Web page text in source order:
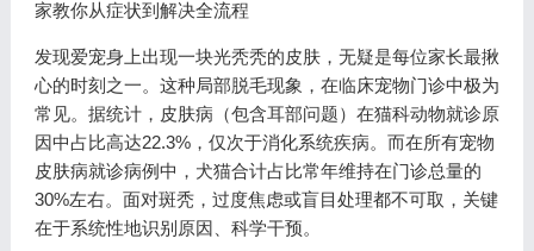
家教你从症状到解决全流程
发现爱宠身上出现一块光秃秃的皮肤，无疑是每位家长最揪
心的时刻之一。这种局部脱毛现象，在临床宠物门诊中极为
常见。据统计，皮肤病（包含耳部问题）在猫科动物就诊原
因中占比高达22.3%，仅次于消化系统疾病。而在所有宠物
皮肤病就诊病例中，犬猫合计占比常年维持在门诊总量的
30%左右。面对斑秃，过度焦虑或盲目处理都不可取，关键
在于系统性地识别原因、科学干预。